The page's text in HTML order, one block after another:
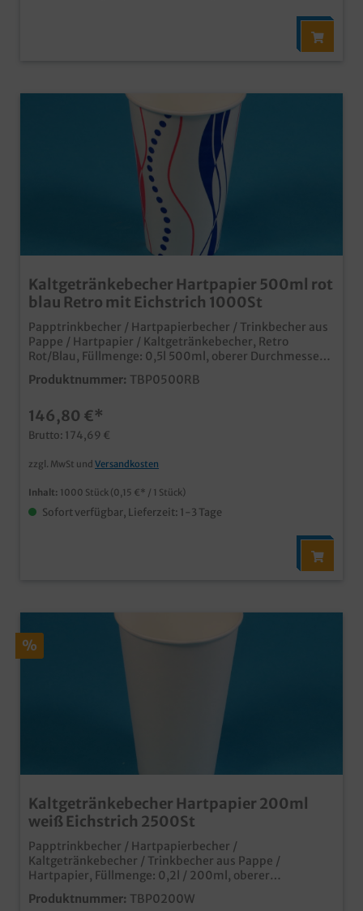
Kaltgetränkebecher Hartpapier 500ml rot
blau Retro mit Eichstrich 1000St
Papptrinkbecher / Hartpapierbecher / Trinkbecher aus
Pappe / Hartpapier / Kaltgetränkebecher, Retro
Rot/Blau, Füllmenge: 0,5l 500ml, oberer Durchmesser
90mm, 1000 Stück im Karton Ideal für Kaltgetränke
oder Shakes Auch passende Deckel erhältlich (separat
Eichstrich und SUP Logo Made in Germany ab 50.000
Stück auch individuell bedruckbar
Produktnummer: TBP0500RB
146,80 €*
Brutto: 174,69 €
zzgl. MwSt und Versandkosten
Inhalt: 1000 Stück (0,15 €* / 1 Stück)
Sofort verfügbar, Lieferzeit: 1-3 Tage
%
Kaltgetränkebecher Hartpapier 200ml
weiß Eichstrich 2500St
Papptrinkbecher / Hartpapierbecher /
Kaltgetränkebecher / Trinkbecher aus Pappe /
Hartpapier, Füllmenge: 0,2l / 200ml, oberer
Durchmesser 70mm, 2500 Stück im Karton Ideal für
Kaltgetränke oder Shakes Auch passende Deckel
Produktnummer: TBP0200W